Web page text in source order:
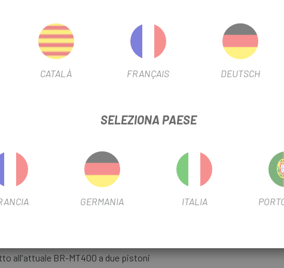
FILTRO FRENO Disco
FILTRO PISTONI 4P
INFORMAZIONI SUL PRODOTTO
freno più rigida
di 10 gradi per la leva del cambio I-SPEC EV
al BR-MT520
all'attuale BR-MT400 a due pistoni
CATALÀ FRANÇAIS DEUTSCH
SELEZIONA PAESE
GERMANIA ITALIA